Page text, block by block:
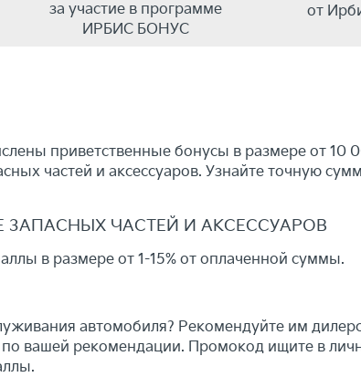
за участие в программе
ИРБИС БОНУС
от
приветственные бонусы в размере от 10
частей и аксессуаров. Узнайте точную
ЧАСТЕЙ И АКСЕССУАРОВ
в размере от 1-15% от оплаченной суммы.
автомобиля? Рекомендуйте им
вашей рекомендации. Промокод ищите в